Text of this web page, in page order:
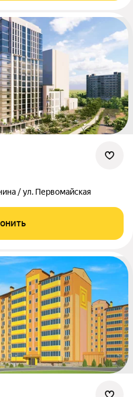
/ ул. Первомайская